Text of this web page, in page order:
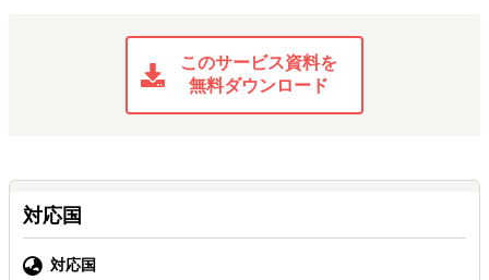
このサービス資料を
無料ダウンロード
対応国
対応国